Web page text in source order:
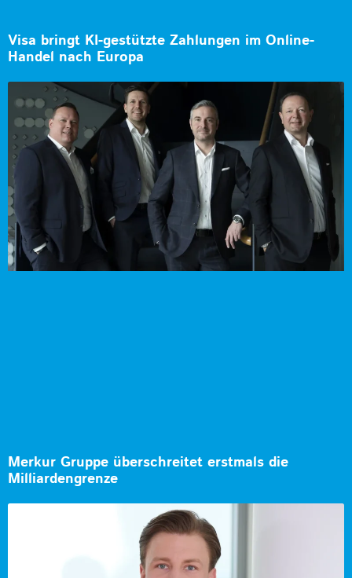
Visa bringt KI-gestützte Zahlungen im Online-
Handel nach Europa
Merkur Gruppe überschreitet erstmals die
Milliardengrenze